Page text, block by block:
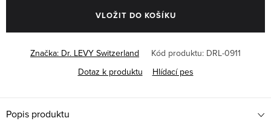
VLOŽIT DO KOŠÍKU
Značka: Dr. LEVY Switzerland Kód produktu: DRL-0911
Dotaz k produktu
Hlídací pes
Popis produktu